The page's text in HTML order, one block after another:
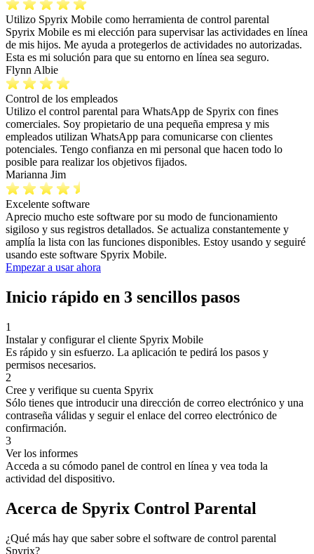
Utilizo Spyrix Mobile como herramienta de control parental
Spyrix Mobile es mi elección para supervisar las actividades en línea
de mis hijos. Me ayuda a protegerlos de actividades no autorizadas.
Esta es mi solución para que su entorno en línea sea seguro.
Flynn Albie
Control de los empleados
Utilizo el control parental para WhatsApp de Spyrix con fines
comerciales. Soy propietario de una pequeña empresa y mis
empleados utilizan WhatsApp para comunicarse con clientes
potenciales. Tengo confianza en mi personal que hacen todo lo
posible para realizar los objetivos fijados.
Marianna Jim
Excelente software
Aprecio mucho este software por su modo de funcionamiento
sigiloso y sus registros detallados. Se actualiza constantemente y
amplía la lista con las funciones disponibles. Estoy usando y seguiré
usando este software Spyrix Mobile.
Empezar a usar ahora
Inicio rápido en 3 sencillos pasos
1
Instalar y configurar el cliente Spyrix Mobile
Es rápido y sin esfuerzo. La aplicación te pedirá los pasos y
permisos necesarios.
2
Cree y verifique su cuenta Spyrix
Sólo tienes que introducir una dirección de correo electrónico y una
contraseña válidas y seguir el enlace del correo electrónico de
confirmación.
3
Ver los informes
Acceda a su cómodo panel de control en línea y vea toda la
actividad del dispositivo.
Acerca de Spyrix Control Parental
¿Qué más hay que saber sobre el software de control parental
Spyrix?